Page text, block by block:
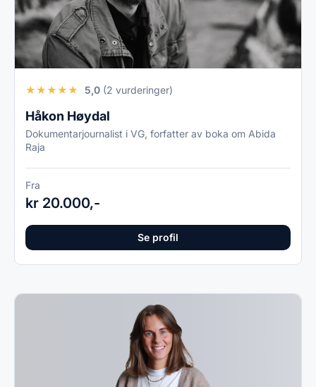
★★★★★ 5,0 (2 vurderinger)
Håkon Høydal
Dokumentarjournalist i VG, forfatter av boka om Abida
Raja
Fra
kr 20.000,-
Se profil